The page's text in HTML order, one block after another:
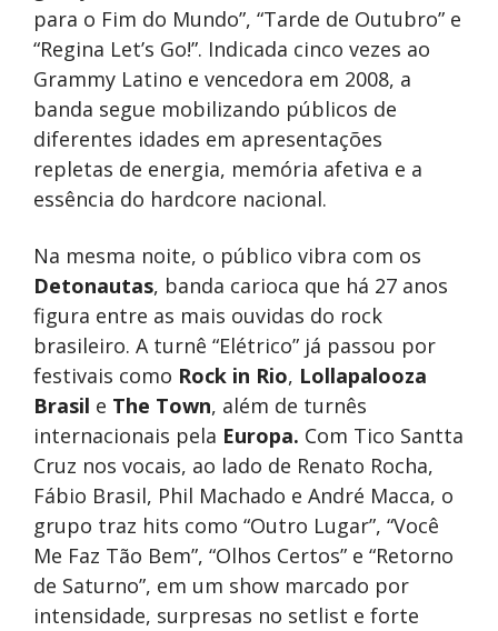
para o Fim do Mundo”, “Tarde de Outubro” e
“Regina Let’s Go!”. Indicada cinco vezes ao
Grammy Latino e vencedora em 2008, a
banda segue mobilizando públicos de
diferentes idades em apresentações
repletas de energia, memória afetiva e a
essência do hardcore nacional.
Na mesma noite, o público vibra com os
Detonautas, banda carioca que há 27 anos
figura entre as mais ouvidas do rock
brasileiro. A turnê “Elétrico” já passou por
festivais como Rock in Rio, Lollapalooza
Brasil e The Town, além de turnês
internacionais pela Europa. Com Tico Santta
Cruz nos vocais, ao lado de Renato Rocha,
Fábio Brasil, Phil Machado e André Macca, o
grupo traz hits como “Outro Lugar”, “Você
Me Faz Tão Bem”, “Olhos Certos” e “Retorno
de Saturno”, em um show marcado por
intensidade, surpresas no setlist e forte